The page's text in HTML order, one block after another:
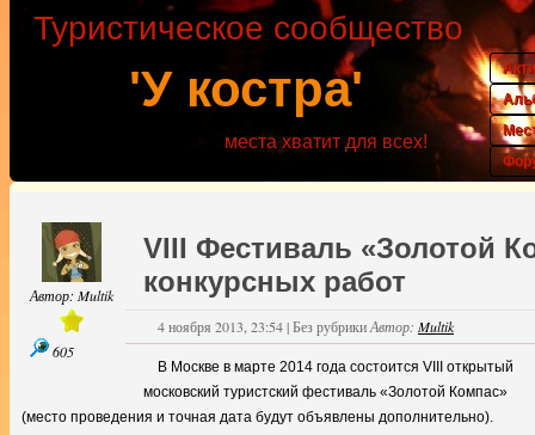
'У костра'
Туристическое сообщество
места хватит для всех!
Автор: Multik
605
VIII Фестиваль «Золотой
конкурсных работ
4 ноября 2013, 23:54|Без рубрикиАвтор: Multik
В Москве в марте 2014 года состоится VIII открытый
московский туристский фестиваль «Золотой Компас»
(место проведения и точная дата будут объявлены дополнительно).